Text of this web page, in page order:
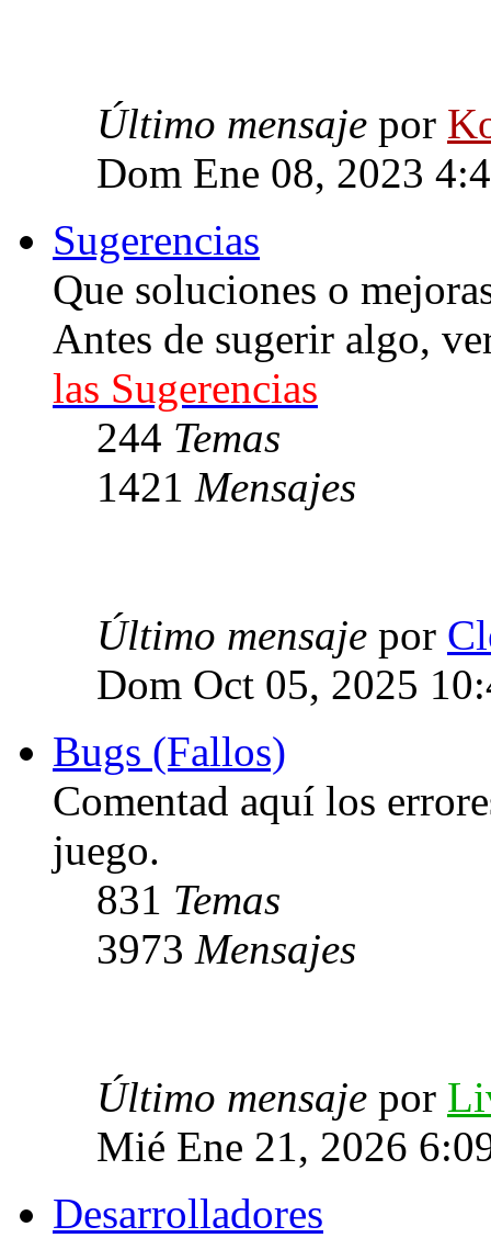
Último mensaje por
Dom Ene 08, 2023
Sugerencias
Que soluciones o
Antes de sugerir algo,
las Sugerencias
244 Temas
1421 Mensajes
Último mensaje por
Dom Oct 05, 2025
Bugs (Fallos)
Comentad aquí los
juego.
831 Temas
3973 Mensajes
Último mensaje por
Mié Ene 21, 2026
Desarrolladores